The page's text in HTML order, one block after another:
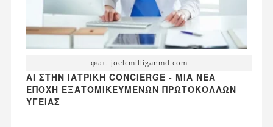
φωτ. joelcmilliganmd.com
AI ΣΤΗΝ ΙΑΤΡΙΚΉ CONCIERGE - ΜΙΑ ΝΈΑ
ΕΠΟΧΉ ΕΞΑΤΟΜΙΚΕΥΜΈΝΩΝ ΠΡΩΤΟΚΌΛΛΩΝ
ΥΓΕΊΑΣ